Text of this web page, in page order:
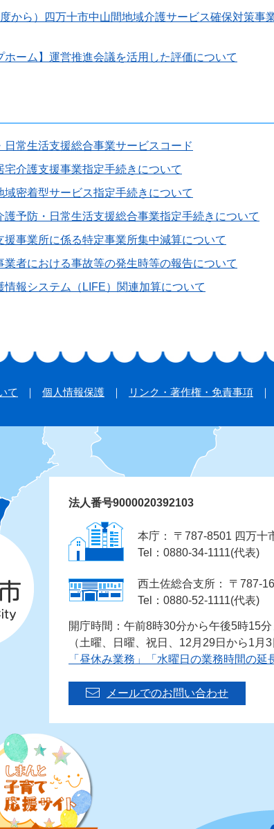
度から）四万十市中山間地域介護サービス確保対策事
ホーム】運営推進会議を活用した評価について
日常生活支援総合事業サービスコード
宅介護支援事業指定手続きについて
域密着型サービス指定手続きについて
護予防・日常生活支援総合事業指定手続きについて
援事業所に係る特定事業所集中減算について
業者における事故等の発生時等の報告について
情報システム（LIFE）関連加算について
て 個人情報保護 リンク・著作権・免責事項
法人番号9000020392103
本庁： 〒787-8501 四万十
Tel：0880-34-1111(代表)
西土佐総合支所： 〒787-
Tel：0880-52-1111(代表)
開庁時間：午前8時30分から午後5時15
（土曜、日曜、祝日、12月29日から1月3
「昼休み業務」「水曜日の業務時間の延
メールでのお問い合わせ